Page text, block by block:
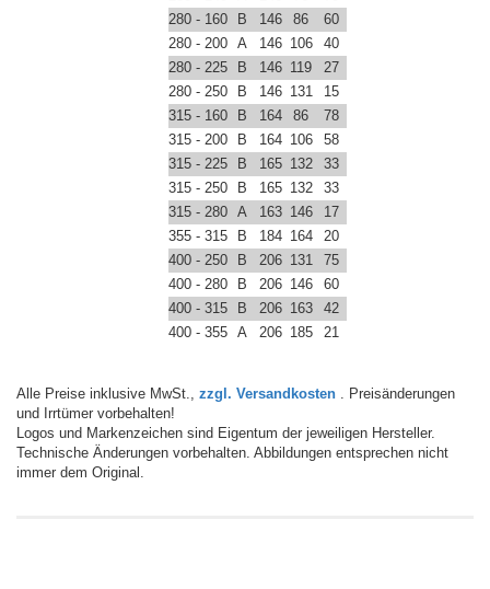
280 - 160
B 146 86
60
280 - 200 A 146 106
40
280 - 225
B 146 119
27
280 - 250
B 146 131
15
315 - 160
B 164 86
78
315 - 200
B 164 106
58
315 - 225
B 165 132
33
315 - 250
B 165 132
33
315 - 280 A 163 146
17
355 - 315
B 184 164
20
400 - 250
B 206 131
75
400 - 280
B 206 146
60
400 - 315
B 206 163
42
400 - 355 A 206 185 21
Alle Preise inklusive MwSt., zzgl. Versandkosten . Preisänderungen
und Irrtümer vorbehalten!
Logos und Markenzeichen sind Eigentum der jeweiligen Hersteller.
Technische Änderungen vorbehalten. Abbildungen entsprechen nicht
immer dem Original.